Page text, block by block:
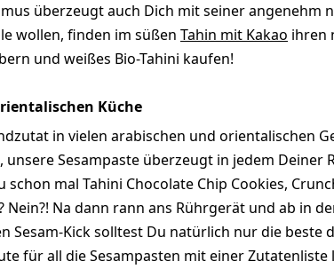
überzeugt auch Dich mit seiner angenehm
wollen, finden im süßen Tahin mit Kakao ihren
und weißes Bio-Tahini kaufen!
Küche
in vielen arabischen und orientalischen
unsere Sesampaste überzeugt in jedem Deiner
schon mal Tahini Chocolate Chip Cookies,
Nein?! Na dann rann ans Rührgerät und ab in
Sesam-Kick solltest Du natürlich nur die beste
für all die Sesampasten mit einer